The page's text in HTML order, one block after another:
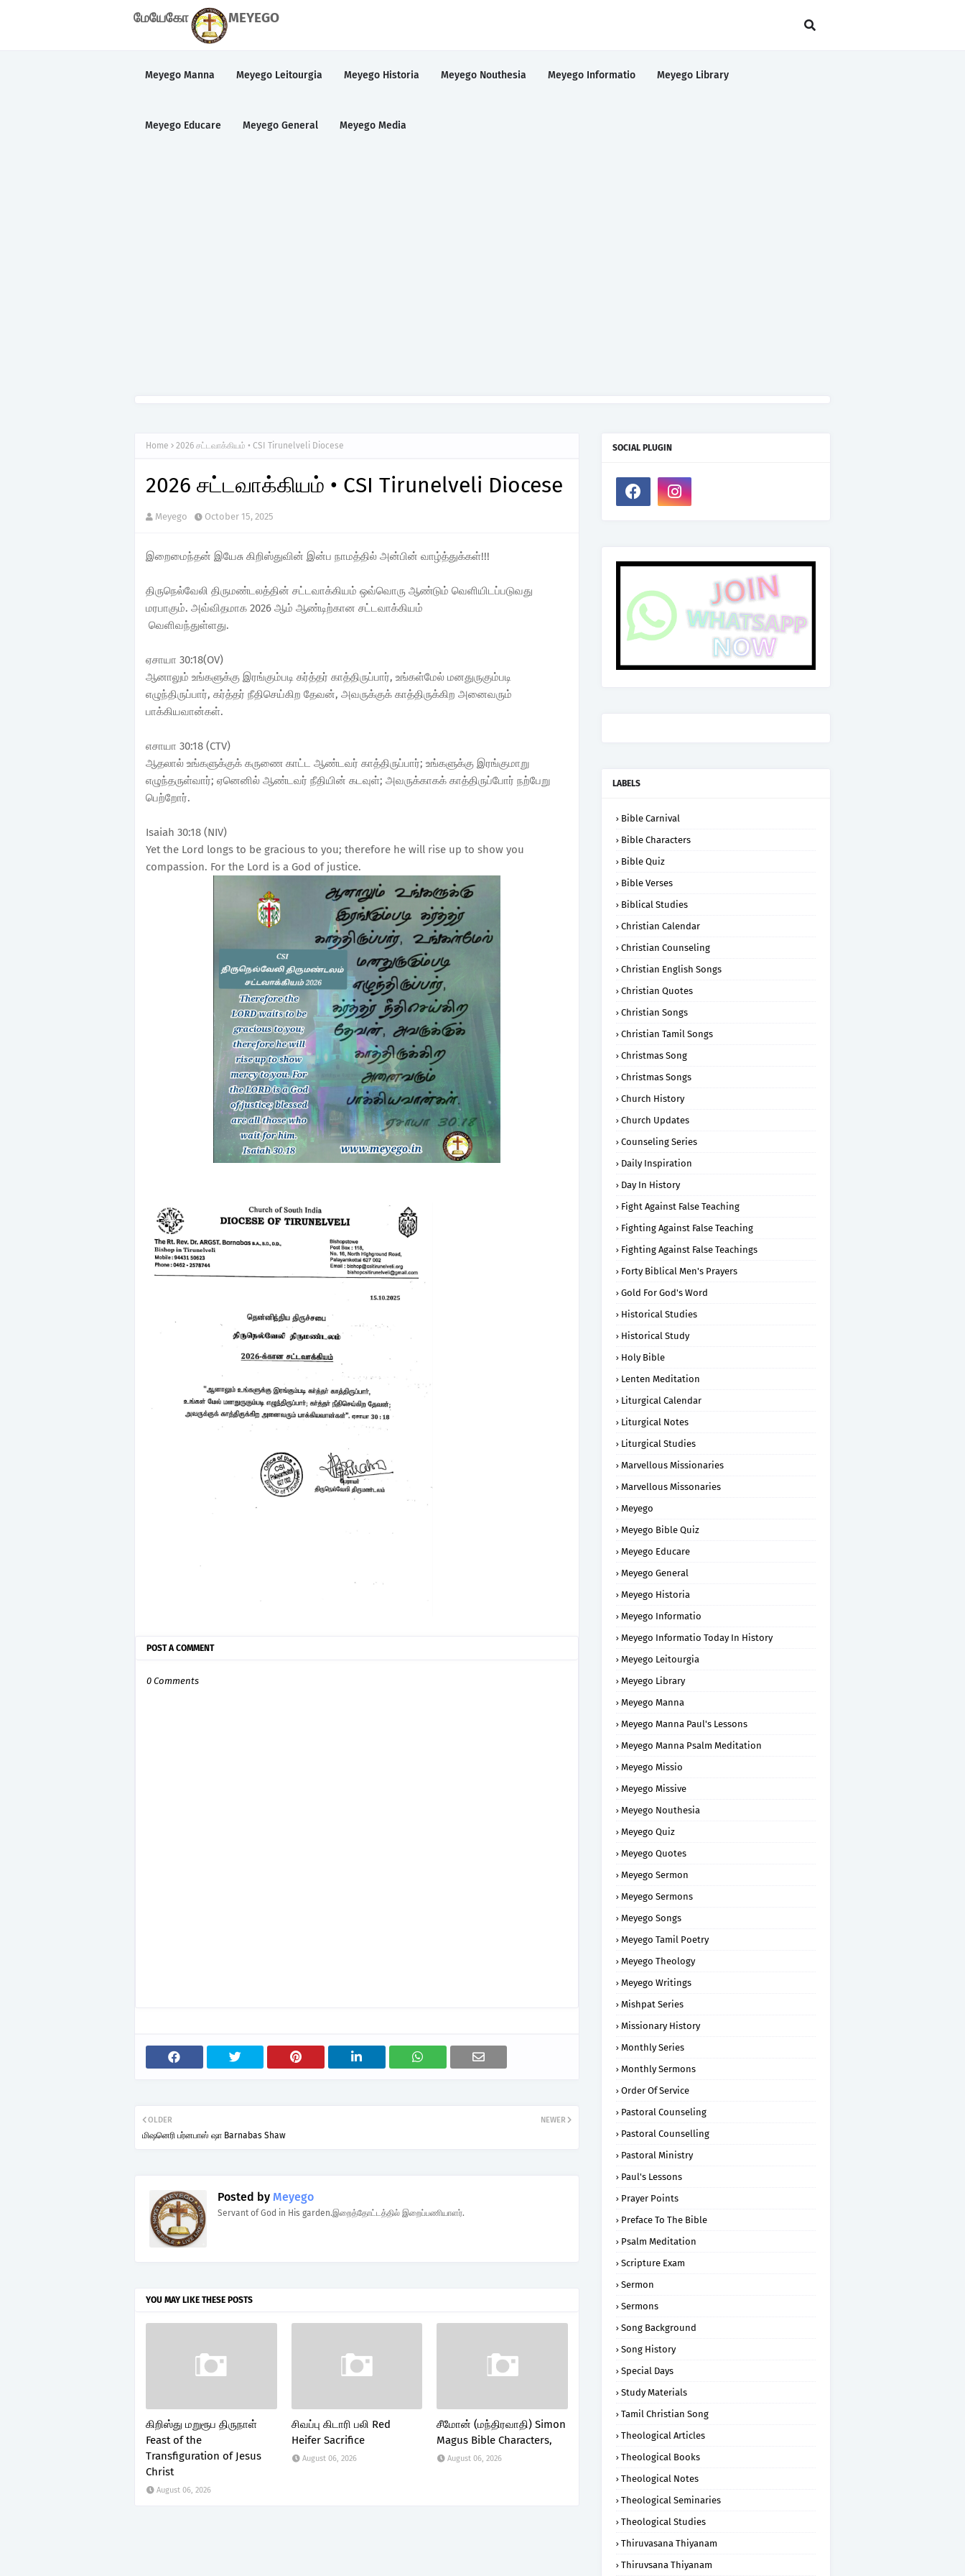
மேயேகோ MEYEGO
Meyego Manna Meyego Leitourgia Meyego Historia Meyego Nouthesia Meyego Informatio Meyego Library
Meyego Educare Meyego General Meyego Media
Home 2026 சட்டவாக்கியம் • CSI Tirunelveli Diocese
2026 சட்டவாக்கியம் • CSI Tirunelveli Diocese
Meyego October 15, 2025
இறைமைந்தன் இயேசு கிறிஸ்துவின் இன்ப நாமத்தில் அன்பின் வாழ்த்துக்கள்!!!
திருநெல்வேலி திருமண்டலத்தின் சட்டவாக்கியம் ஒவ்வொரு ஆண்டும் வெளியிடப்படுவது
மரபாகும். அவ்விதமாக 2026 ஆம் ஆண்டிற்கான சட்டவாக்கியம்
வெளிவந்துள்ளது.
ஏசாயா 30:18(OV)
ஆனாலும் உங்களுக்கு இரங்கும்படி கர்த்தர் காத்திருப்பார், உங்கள்மேல் மனதுருகும்படி
எழுந்திருப்பார், கர்த்தர் நீதிசெய்கிற தேவன், அவருக்குக் காத்திருக்கிற அனைவரும்
பாக்கியவான்கள்.
எசாயா 30:18 (CTV)
ஆதலால் உங்களுக்குக் கருணை காட்ட ஆண்டவர் காத்திருப்பார்; உங்களுக்கு இரங்குமாறு
எழுந்தருள்வார்; ஏனெனில் ஆண்டவர் நீதியின் கடவுள்; அவருக்காகக் காத்திருப்போர் நற்பேறு
பெற்றோர்.
Isaiah 30:18 (NIV)
Yet the Lord longs to be gracious to you; therefore he will rise up to show you
compassion. For the Lord is a God of justice.
POST A COMMENT
0 Comments
NEWER
OLDER
மிஷனெரி பர்னபாஸ் ஷா Barnabas Shaw
Posted by Meyego
Servant of God in His garden.இறைத்தோட்டத்தில் இறைப்பணியாளர்.
YOU MAY LIKE THESE POSTS
கிறிஸ்து மறுரூப திருநாள்
Feast of the
Transfiguration of Jesus
Christ
August 06, 2026
சிவப்பு கிடாரி பலி Red
Heifer Sacrifice
August 06, 2026
சீமோன் (மந்திரவாதி) Simon
Magus Bible Characters,
August 06, 2026
SOCIAL PLUGIN
LABELS
Bible Carnival
Bible Characters
Bible Quiz
Bible Verses
Biblical Studies
Christian Calendar
Christian Counseling
Christian English Songs
Christian Quotes
Christian Songs
Christian Tamil Songs
Christmas Song
Christmas Songs
Church History
Church Updates
Counseling Series
Daily Inspiration
Day In History
Fight Against False Teaching
Fighting Against False Teaching
Fighting Against False Teachings
Forty Biblical Men's Prayers
Gold For God's Word
Historical Studies
Historical Study
Holy Bible
Lenten Meditation
Liturgical Calendar
Liturgical Notes
Liturgical Studies
Marvellous Missionaries
Marvellous Missonaries
Meyego
Meyego Bible Quiz
Meyego Educare
Meyego General
Meyego Historia
Meyego Informatio
Meyego Informatio Today In History
Meyego Leitourgia
Meyego Library
Meyego Manna
Meyego Manna Paul's Lessons
Meyego Manna Psalm Meditation
Meyego Missio
Meyego Missive
Meyego Nouthesia
Meyego Quiz
Meyego Quotes
Meyego Sermon
Meyego Sermons
Meyego Songs
Meyego Tamil Poetry
Meyego Theology
Meyego Writings
Mishpat Series
Missionary History
Monthly Series
Monthly Sermons
Order Of Service
Pastoral Counseling
Pastoral Counselling
Pastoral Ministry
Paul's Lessons
Prayer Points
Preface To The Bible
Psalm Meditation
Scripture Exam
Sermon
Sermons
Song Background
Song History
Special Days
Study Materials
Tamil Christian Song
Theological Articles
Theological Books
Theological Notes
Theological Seminaries
Theological Studies
Thiruvasana Thiyanam
Thiruvsana Thiyanam